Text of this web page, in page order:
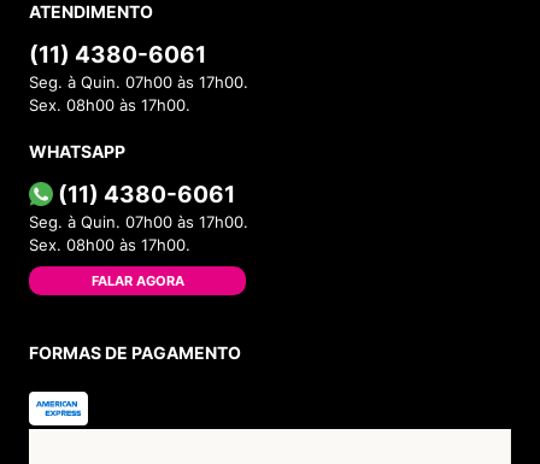
ATENDIMENTO
(11) 4380-6061
Seg. à Quin. 07h00 às 17h00.
Sex. 08h00 às 17h00.
WHATSAPP
(11) 4380-6061
Seg. à Quin. 07h00 às 17h00.
Sex. 08h00 às 17h00.
FALAR AGORA
FORMAS DE PAGAMENTO